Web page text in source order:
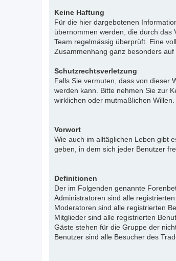
Keine Haftung
Für die hier dargebotenen
übernommen werden, die durch
Team regelmässig überprüft. Eine
Zusammenhang ganz besonders
Schutzrechtsverletzung
Falls Sie vermuten, dass von dieser
werden kann. Bitte nehmen Sie zur
wirklichen oder mutmaßlichen Willen.
Vorwort
Wie auch im alltäglichen Leben gibt
geben, in dem sich jeder Benutzer
Definitionen
Der im Folgenden genannte
Administratoren sind alle
Moderatoren sind alle registrierten
Mitglieder sind alle registrierten
Gäste stehen für die Gruppe der
Benutzer sind alle Besucher des